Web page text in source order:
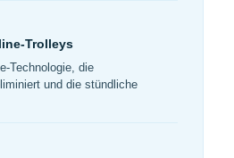
Trolleys
Technologie, die
und die stündliche